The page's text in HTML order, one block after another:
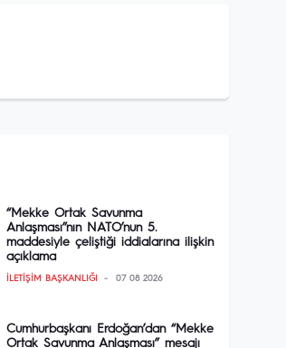
“Mekke Ortak Savunma
Anlaşması”nın NATO’nun 5.
maddesiyle çeliştiği iddialarına ilişkin
açıklama
İLETIŞIM BAŞKANLIĞI 07 08 2026
Cumhurbaşkanı Erdoğan’dan “Mekke
Ortak Savunma Anlaşması” mesajı